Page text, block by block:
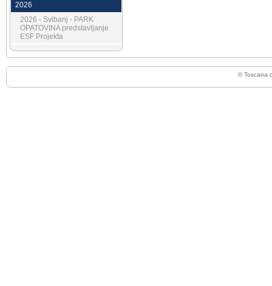
2026
2026 - Svibanj - PARK
OPATOVINA predstavljanje
ESF Projekta
© Toscana